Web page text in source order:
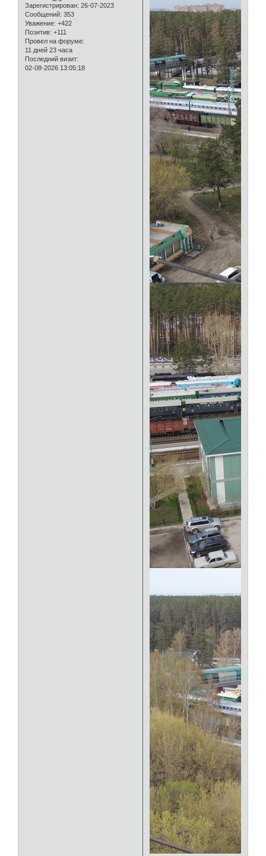
Зарегистрирован: 26-07-2023
Сообщений: 353
Уважение: +422
Позитив: +111
Провел на форуме:
11 дней 23 часа
Последний визит:
02-08-2026 13:05:18